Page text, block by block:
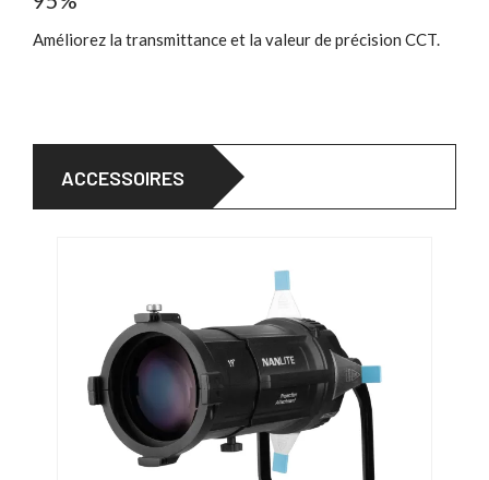
Améliorez la transmittance et la valeur de précision CCT.
ACCESSOIRES